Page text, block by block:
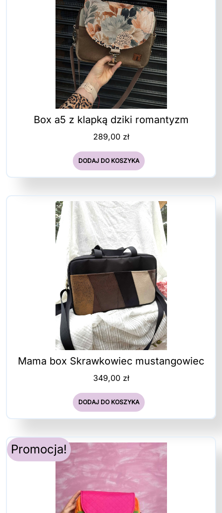
Box a5 z klapką dziki romantyzm
289,00 zł
DODAJ DO KOSZYKA
Mama box Skrawkowiec mustangowiec
349,00 zł
DODAJ DO KOSZYKA
Promocja!